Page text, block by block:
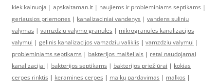
kiek kainuoja | apskaitaman.lt | naujiems ir probleminiams septikams |
geriausios priemones | kanalizaciniai vandenys | vandens suliniu
valymas | vamzdziu valymo granules | mikrogranules kanalizacijos
valymui | gelinis kanalizacijos vamzdziu valiklis | vamzdziu valymui |
probleminiams septikams | bakterijos maišeliais | retai naudojamai
kanalizacijai | bakterijos septikams | bakterijos priežiūrai | kokias
cerpes rinktis | keramines cerpes | malkų pardavimas | malkos |